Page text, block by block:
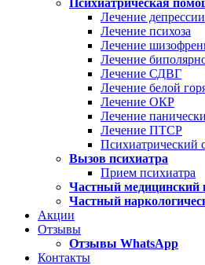
Психиатрическая
Лечение депрессии
Лечение психоза
Лечение
Лечение
Лечение СДВГ
Лечение белой
Лечение ОКР
Лечение
Лечение ПТСР
Психиатрический
Вызов психиатра
Прием психиатра
Частный медицинский
Частный
Акции
Отзывы
Отзывы WhatsApp
Контакты